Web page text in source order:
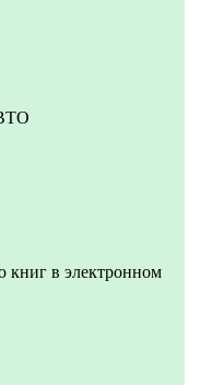
книг в электронном